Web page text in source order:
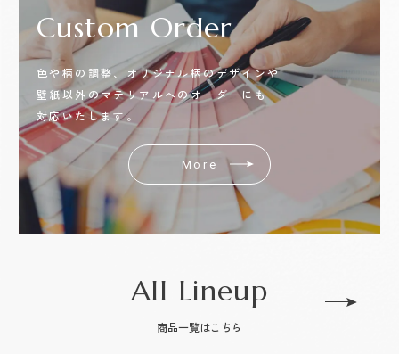
CustomOrder
色や柄の調整、オリジナル柄のデザインや
壁紙以外のマテリアルへのオーダーにも
対応いたします。
More
All Lineup
商品一覧はこちら